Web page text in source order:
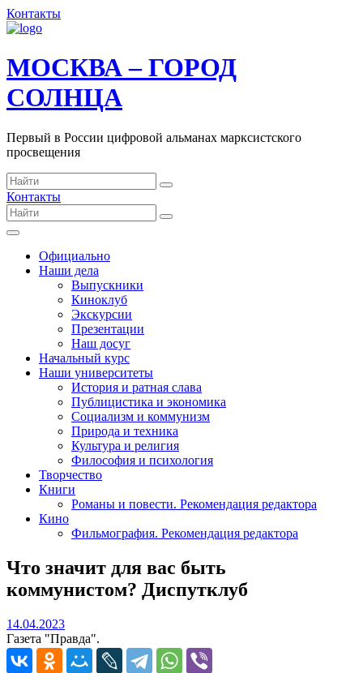
Контакты
МОСКВА – ГОРОД
СОЛНЦА
Первый в России цифровой альманах марксистского
просвещения
Контакты
Официально
Наши дела
Выпускники
Киноклуб
Экскурсии
Презентации
Наш досуг
Начальный курс
Наши университеты
История и ратная слава
Публицистика и экономика
Социализм и коммунизм
Природа и техника
Культура и религия
Философия и психология
Творчество
Книги
Романы и повести. Рекомендация редактора
Кино
Фильмография. Рекомендация редактора
Что значит для вас быть
коммунистом? Диспутклуб
14.04.202314.04.2023
Газета "Правда".